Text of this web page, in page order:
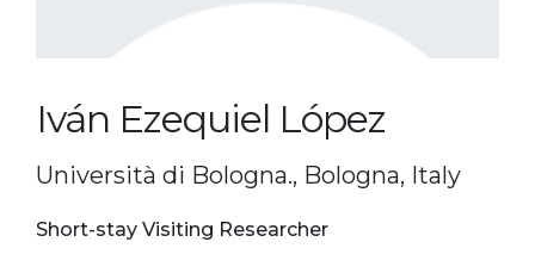
Iván Ezequiel López
Università di Bologna., Bologna, Italy
Short-stay Visiting Researcher